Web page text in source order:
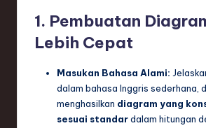
1. Pembuatan
Lebih Cepat
Masukan Bahasa Alami:
dalam bahasa Inggris sederhana,
menghasilkan diagram yang
sesuai standardalam hitungan